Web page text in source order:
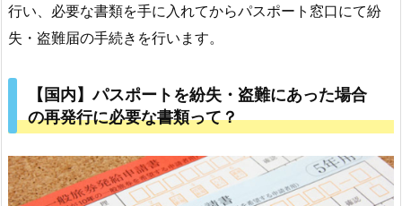
す
る
2.
【国
行い、必要な書類を手に入れてからパスポート窓口にて紛
失・盗難届の手続きを行います。
【国内】パスポートを紛失・盗難にあった場合
の再発行に必要な書類って？